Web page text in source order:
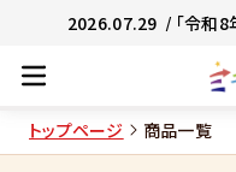
2026.07.29 / 「令和
トップページ 商品一覧